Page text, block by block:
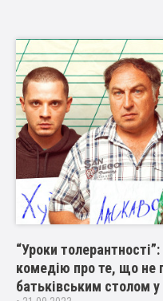
“Уроки
комедію про те, що не
батьківським столом